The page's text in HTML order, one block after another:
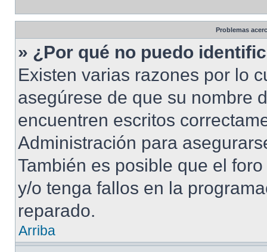
Problemas
» ¿Por qué no puedo
Existen varias razones por lo
asegúrese de que su nombre
encuentren escritos
Administración para
También es posible que el
y/o tenga fallos en la
reparado.
Arriba